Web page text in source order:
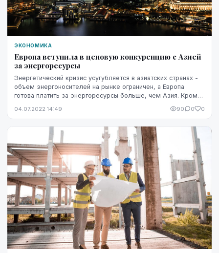
ЭКОНОМИКА
Европа вступила в ценовую конкуренцию с Азией
за энергоресурсы
Энергетический кризис усугубляется в азиатских странах -
объем энергоносителей на рынке ограничен, а Европа
готова платить за энергоресурсы больше, чем Азия. Кроме
04.07.2022 14:49 90 0 0